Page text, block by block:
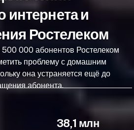
интернета и
Ростелеком
000 абонентов Ростелеком
проблему с домашним
она устраняется ещё до
абонента.
38,1 млн